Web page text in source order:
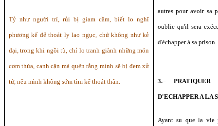
Tỷ như người trí, rủi bị giam cầm, biết lo nghĩ
phương kế để thoát ly lao ngục, chứ không như kẻ
dại, trong khi ngồi tù, chỉ lo tranh giành những món
cơm thừa, canh cặn mà quên rằng mình sẽ bị đem xử
tử, nếu mình không sớm tìm kế thoát thân.
autres pour avoir sa
oublie qu'il sera
d'échapper à sa prison.
3.–
D'ECHAPPER A LA
Ayant su que la vie